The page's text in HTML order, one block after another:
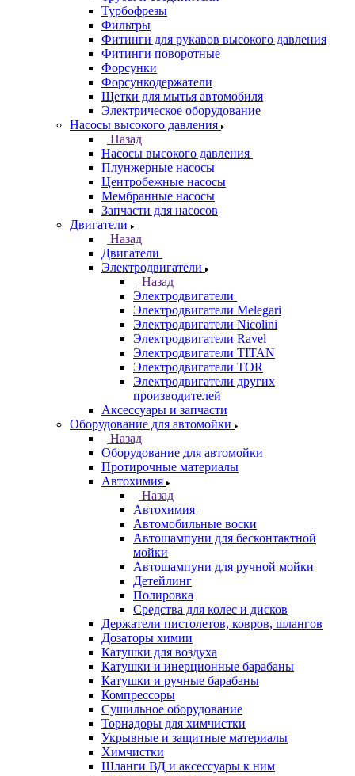
Турбофрезы
Фильтры
Фитинги для рукавов высокого давления
Фитинги поворотные
Форсунки
Форсункодержатели
Щетки для мытья автомобиля
Электрическое оборудование
Насосы высокого давления
Назад
Насосы высокого давления
Плунжерные насосы
Центробежные насосы
Мембранные насосы
Запчасти для насосов
Двигатели
Назад
Двигатели
Электродвигатели
Назад
Электродвигатели
Электродвигатели Melegari
Электродвигатели Nicolini
Электродвигатели Ravel
Электродвигатели TITAN
Электродвигатели TOR
Электродвигатели других
производителей
Аксессуары и запчасти
Оборудование для автомойки
Назад
Оборудование для автомойки
Протирочные материалы
Автохимия
Назад
Автохимия
Автомобильные воски
Автошампуни для бесконтактной
мойки
Автошампуни для ручной мойки
Детейлинг
Полировка
Средства для колес и дисков
Держатели пистолетов, ковров, шлангов
Дозаторы химии
Катушки для воздуха
Катушки и инерционные барабаны
Катушки и ручные барабаны
Компрессоры
Сушильное оборудование
Торнадоры для химчистки
Укрывные и защитные материалы
Химчистки
Шланги ВД и аксессуары к ним